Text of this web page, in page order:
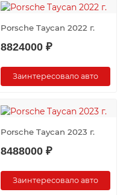
Porsche Taycan 2022 г.
8824000 ₽
Заинтересовало авто
Porsche Taycan 2023 г.
8488000 ₽
Заинтересовало авто